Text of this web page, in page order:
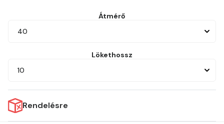
Átmérő
40
Lökethossz
10
Rendelésre